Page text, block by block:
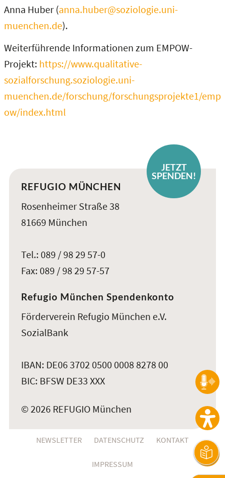
Anna Huber (anna.huber@soziologie.uni-
muenchen.de).
Weiterführende Informationen zum EMPOW-
Projekt: https://www.qualitative-
sozialforschung.soziologie.uni-
muenchen.de/forschung/forschungsprojekte1/emp
ow/index.html
JETZT
SPENDEN!
REFUGIO MÜNCHEN
Rosenheimer Straße 38
81669 München
Tel.: 089 / 98 29 57-0
Fax: 089 / 98 29 57-57
Refugio München Spendenkonto
Förderverein Refugio München e.V.
SozialBank
IBAN: DE06 3702 0500 0008 8278 00
BIC: BFSW DE33 XXX
© 2026 REFUGIO München
NEWSLETTER DATENSCHUTZ KONTAKT
IMPRESSUM